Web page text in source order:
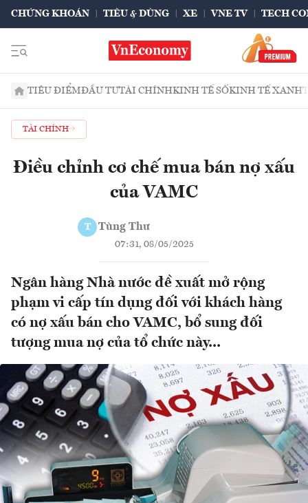
CHỨNG KHOÁN TIÊU & DÙNG XE VNE TV TECH
TIÊU ĐIỂMĐẦU TƯTÀI CHÍNHKINH TẾ SỐKINH TẾ XANH
TÀI CHÍNH
Điều chỉnh cơ chế mua bán nợ xấu
của VAMC
T Tùng Thư
07:31, 08/05/2025
Ngân hàng Nhà nước đề xuất mở rộng
phạm vi cấp tín dụng đối với khách hàng
có nợ xấu bán cho VAMC, bổ sung đối
tượng mua nợ của tổ chức này...